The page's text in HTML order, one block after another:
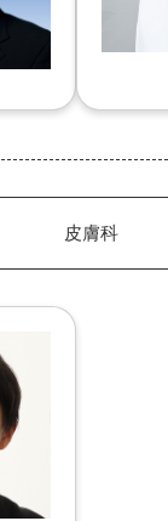
皮膚科